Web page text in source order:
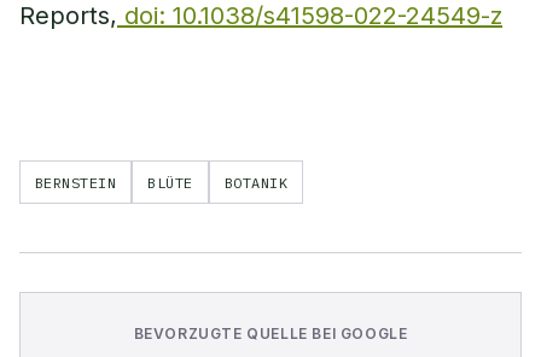
Reports, doi: 10.1038/s41598-022-24549-z
BERNSTEIN BLÜTE BOTANIK
BEVORZUGTE QUELLE BEI GOOGLE